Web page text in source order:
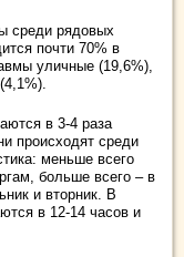
среди рядовых
почти 70% в
уличные (19,6%),
в 3-4 раза
происходят среди
меньше всего
больше всего – в
и вторник. В
в 12-14 часов и